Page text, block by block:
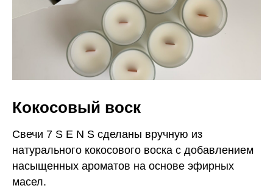
Кокосовый воск
Свечи 7 S E N S сделаны вручную из
натурального кокосового воска с добавлением
насыщенных ароматов на основе эфирных
масел.